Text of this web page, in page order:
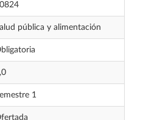
pública y alimentación
1